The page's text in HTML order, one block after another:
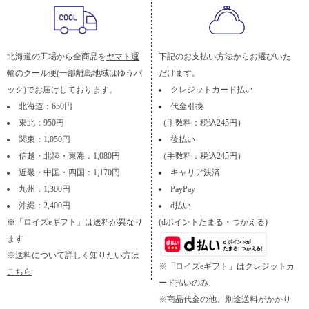
北海道の工場から全商品をヤマト運
輸のクール便(一部離島地域はゆうパ
ック)でお届けしております。
北海道：650円
東北：950円
関東：1,050円
信越・北陸・東海：1,080円
近畿・中国・四国：1,170円
九州：1,300円
沖縄：2,400円
※「ロイズeギフト」は送料が異なり
ます
※送料について詳しく知りたい方は
こちら
下記のお支払い方法からお選びいた
だけます。
クレジットカード払い
代金引換
（手数料：税込245円）
後払い
（手数料：税込245円）
キャリア決済
PayPay
d払い
(dポイントたまる・つかえる)
※「ロイズeギフト」はクレジットカ
ード払いのみ
※商品代金の他、別途送料がかかり